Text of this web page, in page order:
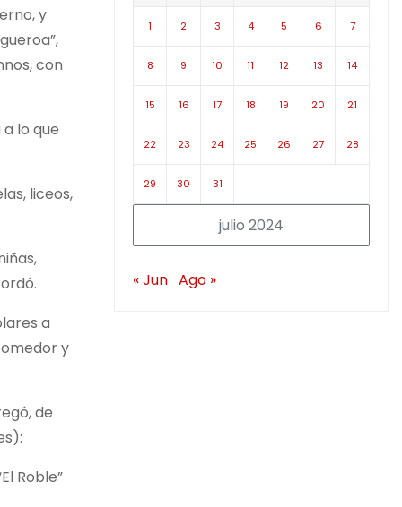
y
con
lo que
liceos,
a
y
de
Roble”
julio 2024
1 2 3 4 5 6 7
8 9 10 11 12 13 14
15 16 17 18 19 20 21
22 23 24 25 26 27 28
29 30 31
« Jun Ago »